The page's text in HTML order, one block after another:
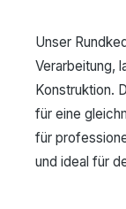
Unser
Verarbeitung,
Konstruktion.
für eine
für
und ideal für